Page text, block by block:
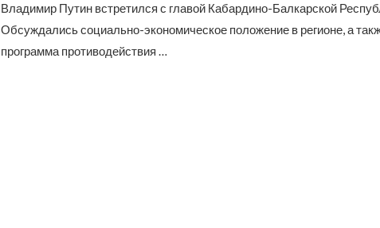
Владимир Путин встретился с главой Кабардино-Балкарской
Обсуждались социально-экономическое положение в регионе, а
программа противодействия …